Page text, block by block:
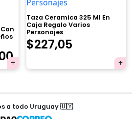
$109,00
$205,00
Rango
de
precios:
desde
Taza Ceramica 325 Ml En
Caja Regalo Varios
Personajes
El
era:
$239,00.
$227,05
es:
$227,05.
a todo Uruguay 🇺🇾
está vacío.
producto y aparecerá acá